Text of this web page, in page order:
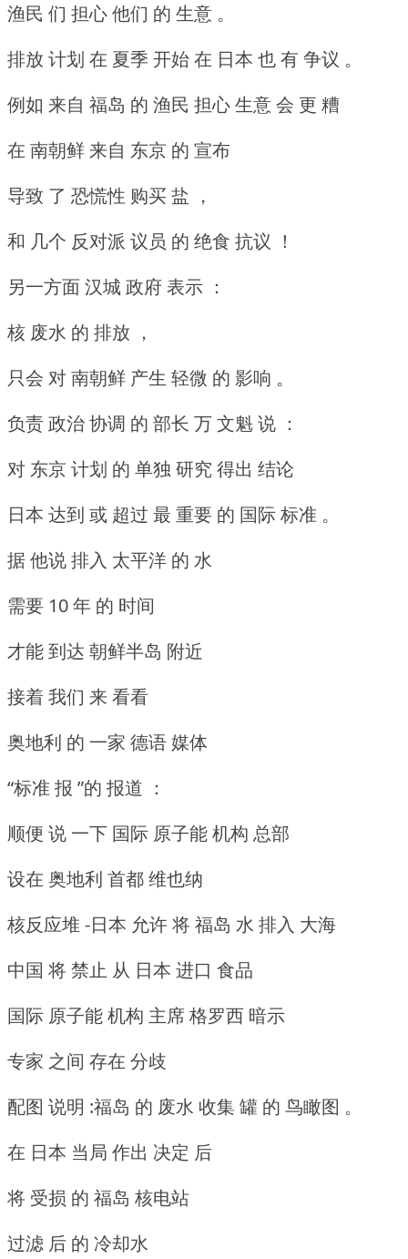
渔民 们 担心 他们 的 生意 。
排放 计划 在 夏季 开始 在 日本 也 有 争议 。
例如 来自 福岛 的 渔民 担心 生意 会 更 糟
在 南朝鲜 来自 东京 的 宣布
导致 了 恐慌性 购买 盐 ，
和 几个 反对派 议员 的 绝食 抗议 ！
另一方面 汉城 政府 表示 ：
核 废水 的 排放 ，
只会 对 南朝鲜 产生 轻微 的 影响 。
负责 政治 协调 的 部长 万 文魁 说 ：
对 东京 计划 的 单独 研究 得出 结论
日本 达到 或 超过 最 重要 的 国际 标准 。
据 他说 排入 太平洋 的 水
需要 10 年 的 时间
才能 到达 朝鲜半岛 附近
接着 我们 来 看看
奥地利 的 一家 德语 媒体
“标准 报 ”的 报道 ：
顺便 说 一下 国际 原子能 机构 总部
设在 奥地利 首都 维也纳
核反应堆 -日本 允许 将 福岛 水 排入 大海
中国 将 禁止 从 日本 进口 食品
国际 原子能 机构 主席 格罗西 暗示
专家 之间 存在 分歧
配图 说明 :福岛 的 废水 收集 罐 的 鸟瞰图 。
在 日本 当局 作出 决定 后
将 受损 的 福岛 核电站
过滤 后 的 冷却水